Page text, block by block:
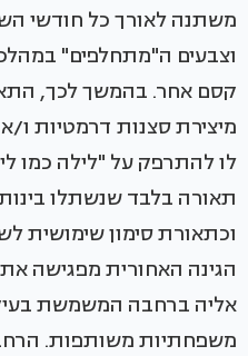
משתנה לאורך כל חודשי
וצבעים ה"מתחלפים"
קסם אחר. בהמשך לכך,
מיצירת סצנות דרמטיות ו/
לו להתרפק על "לילה כמו
תאורה בלבד שנשתלו
וכתאורת סימון שימושית
הגינה האחורית מפגישה
אליה ברחבה המשמשת
משפחתיות משותפות.